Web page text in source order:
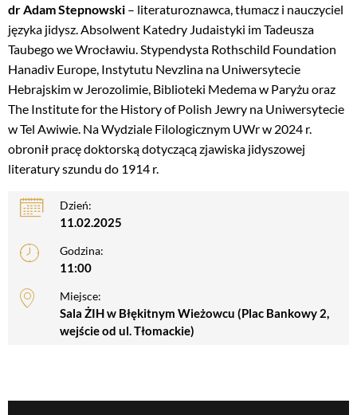
dr Adam Stepnowski – literaturoznawca, tłumacz i nauczyciel
języka jidysz. Absolwent Katedry Judaistyki im Tadeusza
Taubego we Wrocławiu. Stypendysta Rothschild Foundation
Hanadiv Europe, Instytutu Nevzlina na Uniwersytecie
Hebrajskim w Jerozolimie, Biblioteki Medema w Paryżu oraz
The Institute for the History of Polish Jewry na Uniwersytecie
w Tel Awiwie. Na Wydziale Filologicznym UWr w 2024 r.
obronił pracę doktorską dotyczącą zjawiska jidyszowej
literatury szundu do 1914 r.
Dzień:
11.02.2025
Godzina:
11:00
Miejsce:
Sala ŻIH w Błękitnym Wieżowcu (Plac Bankowy 2,
wejście od ul. Tłomackie)